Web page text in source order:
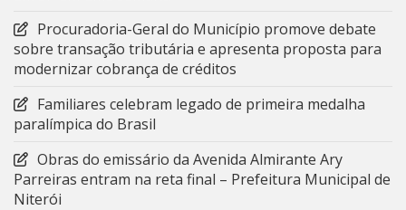
Procuradoria-Geral do Município promove debate
sobre transação tributária e apresenta proposta para
modernizar cobrança de créditos
Familiares celebram legado de primeira medalha
paralímpica do Brasil
Obras do emissário da Avenida Almirante Ary
Parreiras entram na reta final – Prefeitura Municipal de
Niterói